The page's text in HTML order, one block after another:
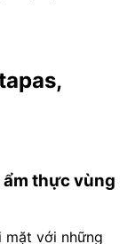
thực vùng
mặt với những